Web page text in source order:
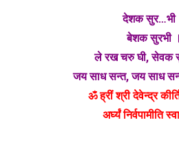
देशक सुर…भी
बेशक सुरभी ।
ले रख चरु घी, सेवक
जय साध सन्त, जय साध
ॐ ह्रीं श्री देवेन्द्र
अर्घ्यं निर्वपामीति